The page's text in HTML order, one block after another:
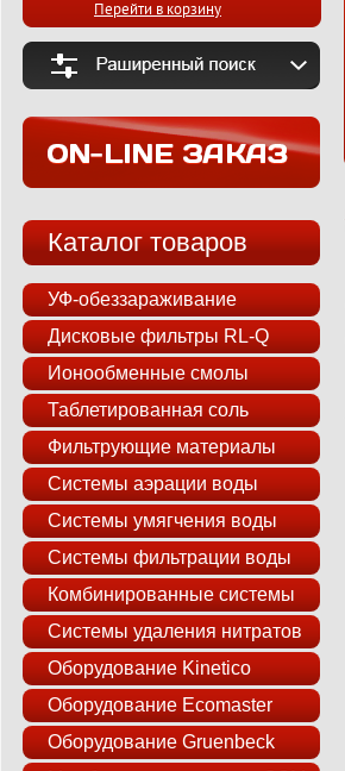
Перейти в корзину
Каталог товаров
УФ-обеззараживание
Дисковые фильтры RL-Q
Ионообменные смолы
Таблетированная соль
Фильтрующие материалы
Системы аэрации воды
Системы умягчения воды
Системы фильтрации воды
Комбинированные системы
Системы удаления нитратов
Оборудование Kinetico
Оборудование Ecomaster
Оборудование Gruenbeck